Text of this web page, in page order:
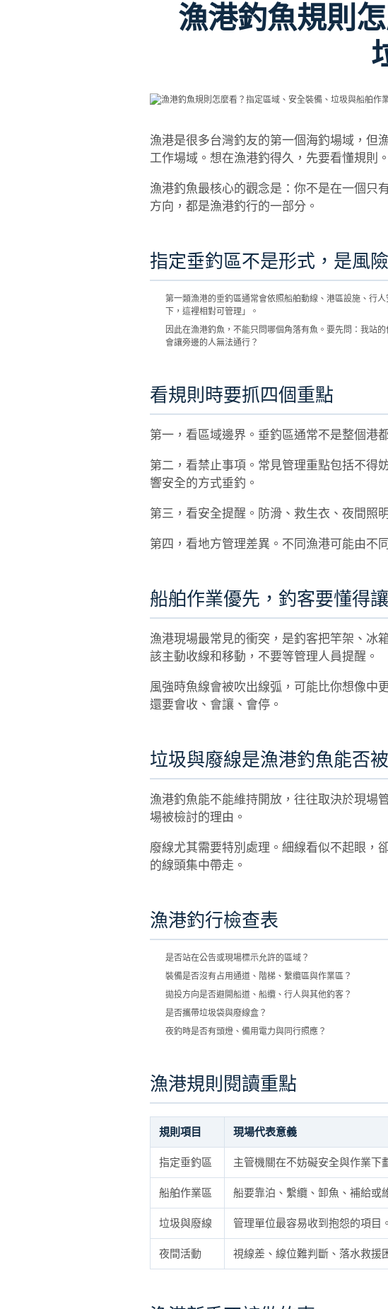
漁港釣魚規則
漁港是很多台灣釣友的第一個海釣場域，但
工作場域。想在漁港釣得久，先要看懂規則。
漁港釣魚最核心的觀念是：你不是在一個只
方向，都是漁港釣行的一部分。
指定垂釣區不是形式，是風
第一類漁港的垂釣區通常會依照船舶動線、港區設施、行
下，這裡相對可管理」。
因此在漁港釣魚，不能只問哪個角落有魚。要先問：我站
會讓旁邊的人無法通行？
看規則時要抓四個重點
第一，看區域邊界。垂釣區通常不是整個港
第二，看禁止事項。常見管理重點包括不得
響安全的方式垂釣。
第三，看安全提醒。防滑、救生衣、夜間照
第四，看地方管理差異。不同漁港可能由不
船舶作業優先，釣客要懂得
漁港現場最常見的衝突，是釣客把竿架、冰
該主動收線和移動，不要等管理人員提醒。
風強時魚線會被吹出線弧，可能比你想像中
還要會收、會讓、會停。
垃圾與廢線是漁港釣魚能否
漁港釣魚能不能維持開放，往往取決於現場
場被檢討的理由。
廢線尤其需要特別處理。細線看似不起眼，
的線頭集中帶走。
漁港釣行檢查表
是否站在公告或現場標示允許的區域？
裝備是否沒有占用通道、階梯、繫纜區與作業區？
拋投方向是否避開船道、船纜、行人與其他釣客？
是否攜帶垃圾袋與廢線盒？
夜釣時是否有頭燈、備用電力與同行照應？
漁港規則閱讀重點
規則項目 現場代表意義
指定垂釣區 主管機關在不妨礙安全與作業下
船舶作業區 船要靠泊、繫纜、卸魚、補給或
垃圾與廢線 管理單位最容易收到抱怨的項目。
夜間活動 視線差、線位難判斷、落水救援